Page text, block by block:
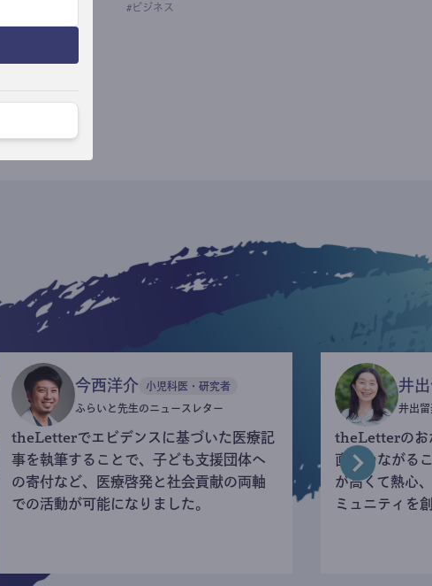
# ビジネス
今西洋介 小児科医・研究者
ふらいと先生のニュースレター
theLetterでエビデンスに基づいた医療記
事を執筆することで、子ども支援団体へ
の寄付など、医療啓発と社会貢献の両軸
での活動が可能になりました。
井
井出
theLetterのお
直接つながる
が高くて熱心
ミュニティを